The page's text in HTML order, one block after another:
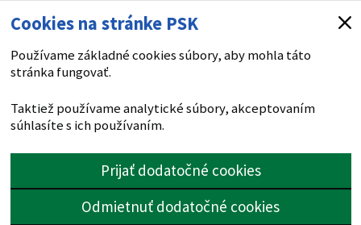
Cookies na stránke PSK
Používame základné cookies súbory, aby mohla táto
stránka fungovať.
Taktiež používame analytické súbory, akceptovaním
súhlasíte s ich používaním.
Prijať dodatočné cookies
Odmietnuť dodatočné cookies